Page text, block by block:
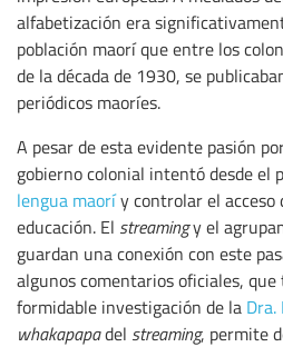
alfabetización era
población maorí que entre los
de la década de 1930, se
periódicos maoríes.
A pesar de esta evidente pasión
gobierno colonial intentó desde el
lengua maoríy controlar el acceso
educación. El streamingy el
guardan una conexión con este
algunos comentarios oficiales,
formidable investigación de la Dra.
whakapapadel streaming, permite